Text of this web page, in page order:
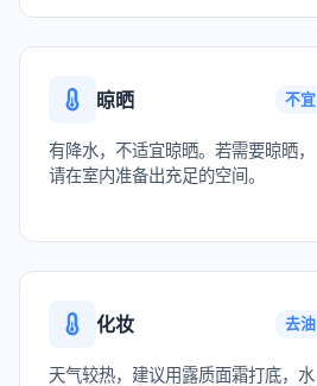
晾晒 不宜
有降水，不适宜晾晒。若需要晾晒，
请在室内准备出充足的空间。
化妆 去油
天气较热，建议用露质面霜打底，水